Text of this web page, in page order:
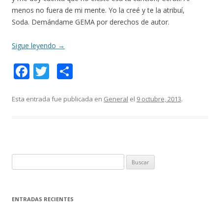
menos no fuera de mi mente. Yo la creé y te la atribuí,
Soda. Demándame GEMA por derechos de autor.
Sigue leyendo →
F
e
o
k
T
itt m
ti
r
Esta entrada fue publicada en General el 9 octubre, 2013.
u
c
ENTRADAS RECIENTES